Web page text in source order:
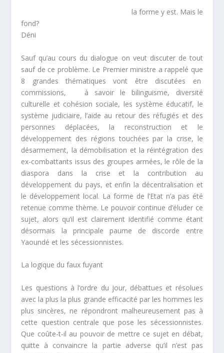
la forme y est. Mais le
fond?
Déni
Sauf qu’au cours du dialogue on veut discuter de tout
sauf de ce problème. Le Premier ministre a rappelé que
8 grandes thématiques vont être discutées en
commissions, à savoir le bilinguisme, diversité
culturelle et cohésion sociale, les système éducatif, le
système judiciaire, l’aide au retour des réfugiés et des
personnes déplacées, la reconstruction et le
développement des régions touchées par la crise, le
désarmement, la démobilisation et la réintégration des
ex-combattants issus des groupes armées, le rôle de la
diaspora dans la crise et la contribution au
développement du pays, et enfin la décentralisation et
le développement local. La forme de l’Etat n’a pas été
retenue comme thème. Le pouvoir continue d’éluder ce
sujet, alors qu’il est clairement identifié comme étant
désormais la principale paume de discorde entre
Yaoundé et les sécessionnistes.
La logique du faux fuyant
Les questions à l’ordre du jour, débattues et résolues
avec la plus la plus grande efficacité par les hommes les
plus sincères, ne répondront malheureusement pas à
cette question centrale que pose les sécessionnistes.
Que coûte-t-il au pouvoir de mettre ce sujet en débat,
quitte à convaincre la partie adverse qu’il n’est pas